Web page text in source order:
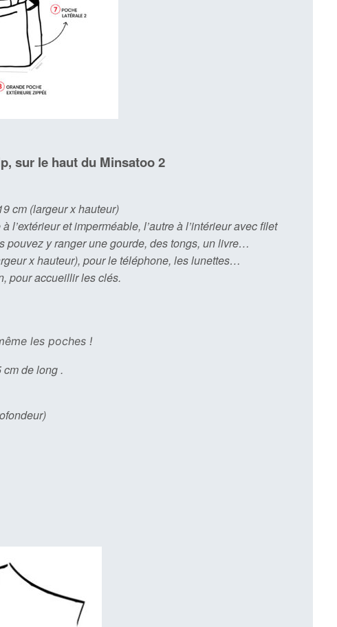
sur le haut du Minsatoo 2
cm (largeur x hauteur)
l’extérieur et imperméable, l’autre à l’intérieur avec filet
pouvez y ranger une gourde, des tongs, un livre…
x hauteur), pour le téléphone, les lunettes…
pouraccueillir les clés.
les poches !
de long .